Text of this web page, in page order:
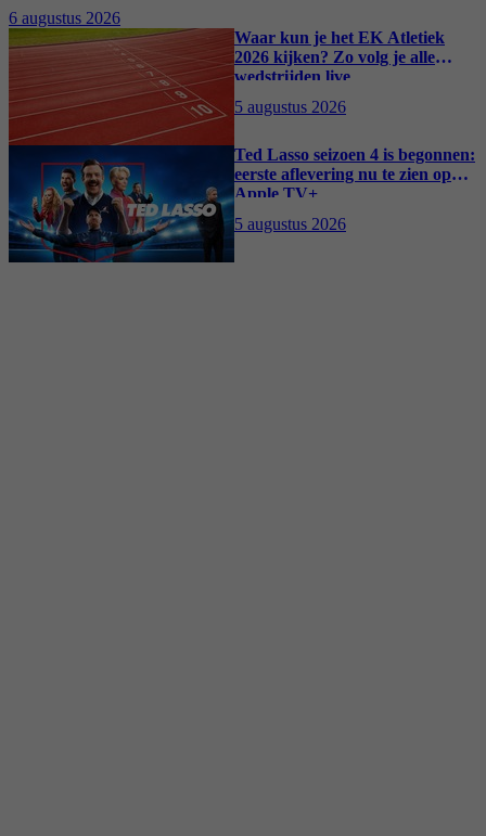
6 augustus 2026
Waar kun je het EK Atletiek
2026 kijken? Zo volg je alle
wedstrijden live
5 augustus 2026
Ted Lasso seizoen 4 is begonnen:
eerste aflevering nu te zien op
Apple TV+
5 augustus 2026